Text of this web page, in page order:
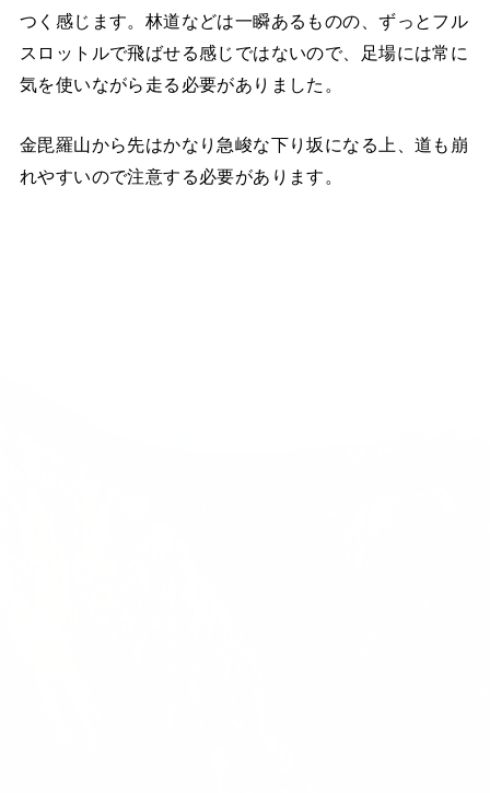
つく感じます。林道などは一瞬あるものの、ずっとフル
スロットルで飛ばせる感じではないので、足場には常に
気を使いながら走る必要がありました。
金毘羅山から先はかなり急峻な下り坂になる上、道も崩
れやすいので注意する必要があります。